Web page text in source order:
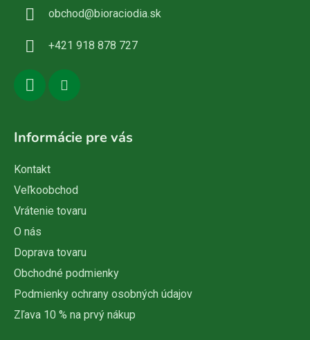
obchod@bioraciodia.sk
+421 918 878 727
Informácie pre vás
Kontakt
Veľkoobchod
Vrátenie tovaru
O nás
Doprava tovaru
Obchodné podmienky
Podmienky ochrany osobných údajov
Zľava 10 % na prvý nákup